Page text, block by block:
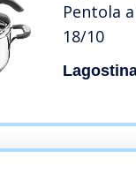
Pentola
18/10